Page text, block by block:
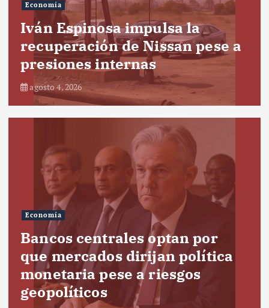
Economía
Iván Espinosa impulsa la
recuperación de Nissan pese a
presiones internas
agosto 4, 2026
Economía
Bancos centrales optan por
que mercados dirijan política
monetaria pese a riesgos
geopolíticos